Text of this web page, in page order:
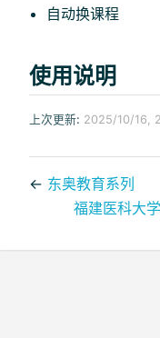
自动换课程
使用说明
上次更新: 2025/10/16,
← 东奥教育系列
福建医科大